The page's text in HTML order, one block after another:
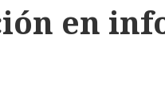
en